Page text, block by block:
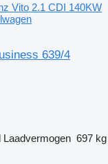
Vito 2.1 CDI 140KW
639/4
Laadvermogen 697 kg